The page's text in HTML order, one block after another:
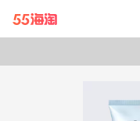
带你去官网买正品